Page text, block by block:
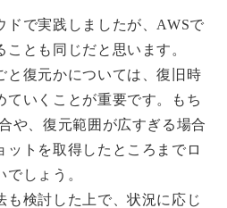
ドで実践しましたが、AWSで
とも同じだと思います。
と復元かについては、復旧時
ていくことが重要です。もち
や、復元範囲が広すぎる場合
ットを取得したところまでロ
しょう。
も検討した上で、状況に応じ